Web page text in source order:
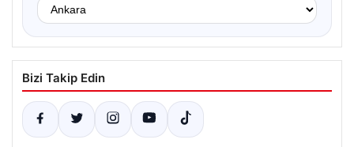
Bizi Takip Edin